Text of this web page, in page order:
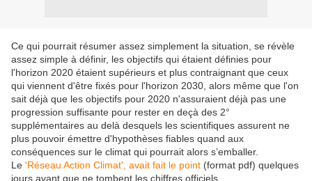
Ce qui pourrait résumer assez simplement la situation, se révèle
assez simple à définir, les objectifs qui étaient définies pour
l'horizon 2020 étaient supérieurs et plus contraignant que ceux
qui viennent d'être fixés pour l'horizon 2030, alors même que l'on
sait déjà que les objectifs pour 2020 n'assuraient déjà pas une
progression suffisante pour rester en deçà des 2°
supplémentaires au delà desquels les scientifiques assurent ne
plus pouvoir émettre d'hypothèses fiables quand aux
conséquences sur le climat qui pourrait alors s’emballer.
Le 'Réseau Action Climat', avait fait le point (format pdf) quelques
jours avant que ne tombent les chiffres officiels.